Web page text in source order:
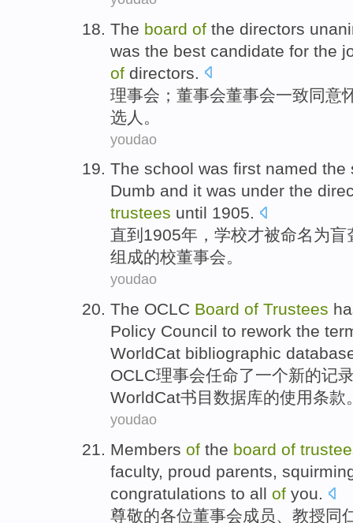
The board of the directors
was the best candidate for the
of directors.
理事会 ； 董事会董事会一致同意
选人 。
youdao
The school was first named the
Dumb and it was under the
trustees until 1905.
直到 1905年， 学校才被命名为盲
组成的校董事会。
youdao
The OCLC Board of Trustees
Policy Council to rework the
WorldCat bibliographic
OCLC理事会任命了一个新的记
WorldCat书目数据库的使用条款
youdao
Members of the board of
faculty, proud parents,
congratulations to all of you.
尊敬的各位董事会成员、 教授同